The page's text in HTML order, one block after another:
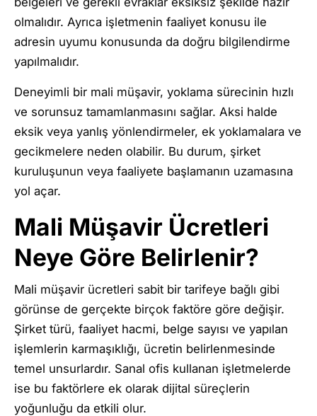
olmalıdır. Ayrıca işletmenin faaliyet konusu ile
adresin uyumu konusunda da doğru bilgilendirme
yapılmalıdır.
Deneyimli bir mali müşavir, yoklama sürecinin hızlı
ve sorunsuz tamamlanmasını sağlar. Aksi halde
eksik veya yanlış yönlendirmeler, ek yoklamalara ve
gecikmelere neden olabilir. Bu durum, şirket
kuruluşunun veya faaliyete başlamanın uzamasına
yol açar.
Mali Müşavir Ücretleri
Neye Göre Belirlenir?
Mali müşavir ücretleri sabit bir tarifeye bağlı gibi
görünse de gerçekte birçok faktöre göre değişir.
Şirket türü, faaliyet hacmi, belge sayısı ve yapılan
işlemlerin karmaşıklığı, ücretin belirlenmesinde
temel unsurlardır. Sanal ofis kullanan işletmelerde
ise bu faktörlere ek olarak dijital süreçlerin
yoğunluğu da etkili olur.